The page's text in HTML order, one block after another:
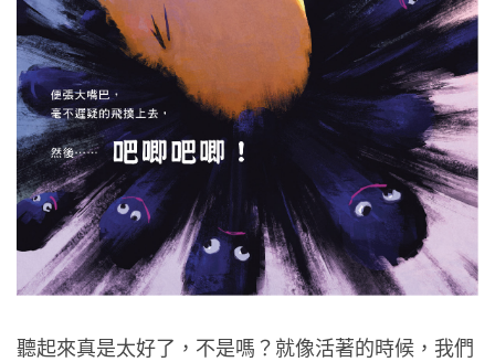
聽起來真是太好了，不是嗎？就像活著的時候，我們